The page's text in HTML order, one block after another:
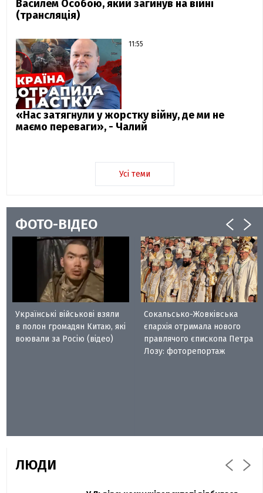
Василем Особою, який загинув на війні
(трансляція)
11:55
«Нас затягнули у жорстку війну, де ми не
маємо переваги», - Чалий
Усі теми
ФОТО-ВІДЕО
Українські військові взяли
в полон громадян Китаю, які
воювали за Росію (відео)
Сокальсько-Жовківська
єпархія отримала нового
правлячого єпископа Петра
Лозу: фоторепортаж
ЛЮДИ